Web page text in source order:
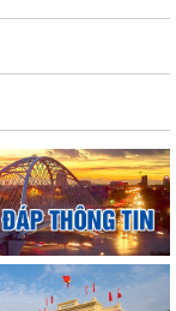
bảo an toàn hàng
Volte và hỗ trợ người